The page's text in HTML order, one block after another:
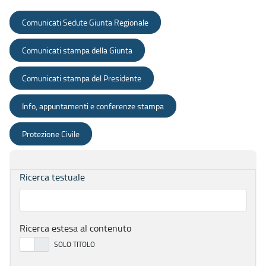
Comunicati Sedute Giunta Regionale
Comunicati stampa della Giunta
Comunicati stampa del Presidente
Info, appuntamenti e conferenze stampa
Protezione Civile
Ricerca testuale
Ricerca estesa al contenuto